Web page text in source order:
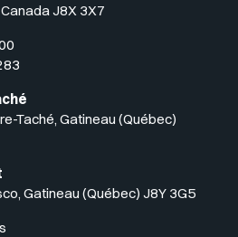
J8X 3X7
Taché, Gatineau (Québec)
Gatineau (Québec) J8Y 3G5